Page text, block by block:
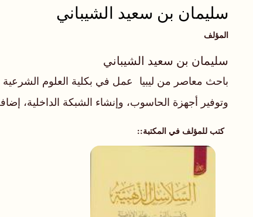
سليمان بن سعيد الشيباني
المؤلف
سليمان بن سعيد الشيباني
وتوفير أجهزة الحاسوب، وإنشاء الشبكة الداخلية،
كتب للمؤلف في المكتبة: